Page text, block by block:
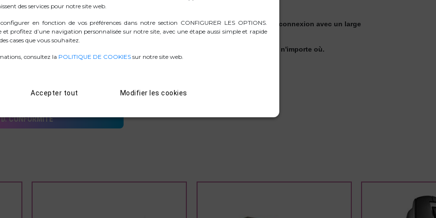
de charger les appareils tout en diffusant du contenu.
ascendante pour les versions antérieures USB 2.0/1.1, garantissant la connexion avec un large
mm et un câble de 180 mm, il est compact et portable pour être emporté n'importe où.
.ZIP IMAGES
D. CONFORMITÉ
des services pour notre site web.
en fonction de vos préférences dans notre section CONFIGURER LES OPTIONS.
et profitez d’une navigation personnalisée sur notre site, avec une étape aussi simple et rapide
cases que vous souhaitez.
consultez la POLITIQUE DE COOKIES sur notre site web.
Accepter tout Modifier les cookies